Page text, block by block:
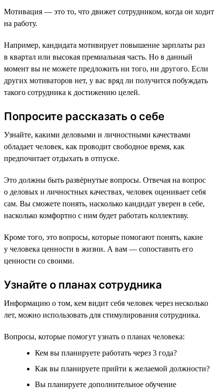
Мотивация — это то, что движет сотрудником, когда он ходит
на работу.
Например, кандидата мотивирует повышение зарплаты раз
в квартал или высокая премиальная часть. Но в данный
момент вы не можете предложить ни того, ни другого. Если
других мотиваторов нет, у вас вряд ли получится побуждать
такого сотрудника к достижению целей.
Попросите рассказать о себе
Узнайте, какими деловыми и личностными качествами
обладает человек, как проводит свободное время, как
предпочитает отдыхать в отпуске.
Это должны быть развёрнутые вопросы. Отвечая на вопрос
о деловых и личностных качествах, человек оценивает себя
сам. Вы сможете понять, насколько кандидат уверен в себе,
насколько комфортно с ним будет работать коллективу.
Кроме того, это вопросы, которые помогают понять, какие
у человека ценности в жизни. А вам — сопоставить его
ценности со своими.
Узнайте о планах сотрудника
Информацию о том, кем видит себя человек через несколько
лет, можно использовать для стимулирования сотрудника.
Вопросы, которые помогут узнать о планах человека:
Кем вы планируете работать через 3 года?
Как вы планируете прийти к желаемой должности?
Вы планируете дополнительное обучение